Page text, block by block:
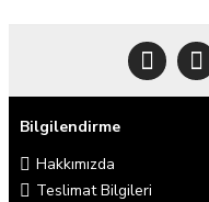
Bilgilendirme
Hakkımızda
Teslimat Bilgileri